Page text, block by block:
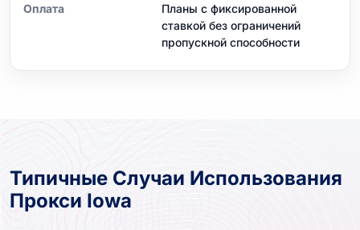
Оплата
Планы с фиксированной
ставкой без ограничений
пропускной способности
Типичные Случаи Использования
Прокси Iowa